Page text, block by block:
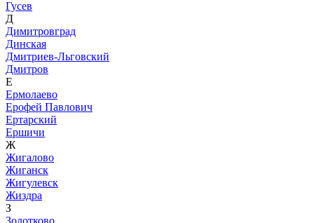
Гусев
Д
Димитровград
Динская
Дмитриев-Льговский
Дмитров
Е
Ермолаево
Ерофей Павлович
Ертарский
Ершичи
Ж
Жигалово
Жиганск
Жигулевск
Жиздра
З
Золотково